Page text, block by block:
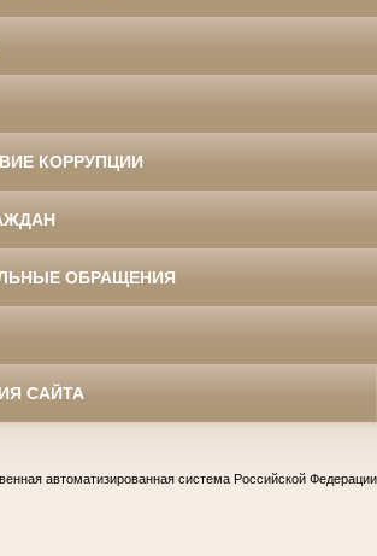
КОРРУПЦИИ
ОБРАЩЕНИЯ
САЙТА
автоматизированная система Российской